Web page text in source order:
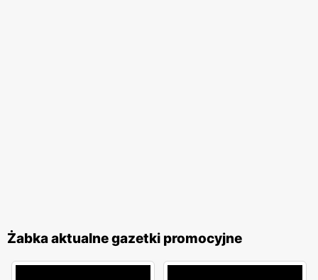
Żabka aktualne gazetki promocyjne